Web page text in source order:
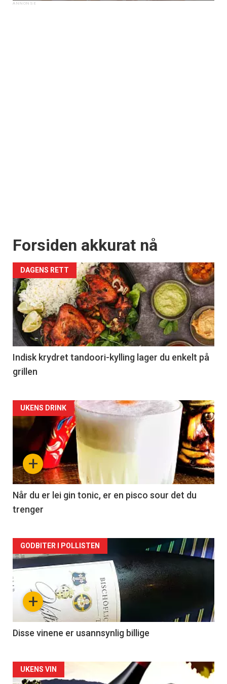
Forsiden akkurat nå
DAGENS RETT
Indisk krydret tandoori-kylling lager du enkelt på
grillen
Forsiden
akkurat
nå
-
2
+
UKENS DRINK
Når du er lei gin tonic, er en pisco sour det du
trenger
Forsiden
akkurat
nå
3
+
GODBITER I POLLISTEN
Disse vinene er usannsynlig billige
Forsiden
UKENS VIN